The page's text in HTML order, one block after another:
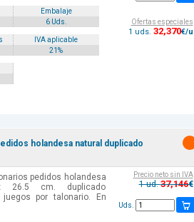
Embalaje
6 Uds.
IVA aplicable
21%
Ofertas especiales
1 uds. 32,370€/u
holandesa natural duplicado
pedidos holandesa
26.5 cm. duplicado
juegos por talonario. En
Precio neto sin IVA
1 ud.37,146€
Uds.